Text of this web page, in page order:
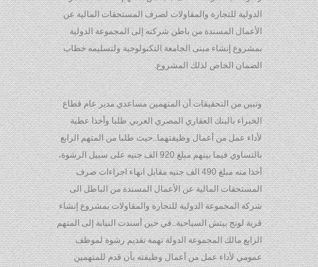
الدولية للتجارة والمقاولات لصرف المستحقات المالية عن
الأعمال المسندة من باطن شركته إلى المجموعة الدولية
بمشروع إنشاء مبنى الجامعة التكنولوجية ولتسليمه خطاب
الضمان الخاص لذلك المشروع.
وتبين من التحقيقات أن المتهمين مساعدي مدير عام قطاع
الخبراء بالبنك العقاري المصري العربي طلبا وأخذا عطية
لأداء عمل من أعمال وظيفتهما..حيث طلبا من المتهم الرابع
بالتساوي فيما بينهم مبلغ 920 الف جنيه على سبيل الرشوة،
أخذا منه مبلغ 490 الف جنيه مقابل انهاء اجراءات صرف
المستحقات المالية عن الأعمال المسندة من الباطل الى
شركة المجموعة الدولية للتجارة والمقاولات بمشروع إنشاء
قرية لونج بيتش السياحية..في حين أسندت النيابة إلى المتهم
الرابع مالك المجموعة الدولة تهمة تقديم رشوة لموظف
عمومي لأداء عمل من أعمال وظيفته بأن قدم للمتهمين